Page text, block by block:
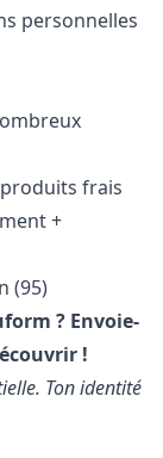
personnelles
frais
+
(95)
? Envoie-
!
Ton identité